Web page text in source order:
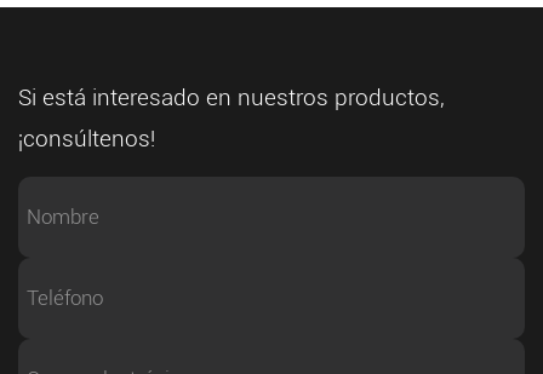
Si está interesado en nuestros productos,
¡consúltenos!